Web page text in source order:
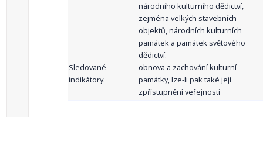
národního kulturního dědictví,
zejména velkých stavebních
objektů, národních kulturních
památek a památek světového
dědictví.
Sledované
indikátory:
obnova a zachování kulturní
památky, lze-li pak také její
zpřístupnění veřejnosti